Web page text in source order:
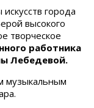
города
высокого
творческое
работника
Лебедевой.
музыкальным